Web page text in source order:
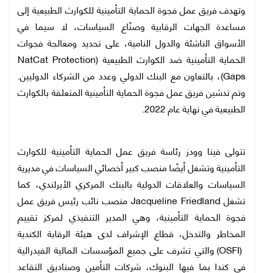
وتهدف فريق عمل فجوة الحماية التأمينية للكوارث الطبيعية إلى
مساعدة الجهات الرقابية وصنّاع السياسات، لا سيما في
الأسواق الناشئة والدول النامية، على تحديد ومعالجة فجوات
الحماية التأمينية ضد الكوارث الطبيعية (NatCat Protection
Gaps)، بالتعاون مع البنك الدولي وعدد من الشركاء الدوليين.
وتم تدشين فريق عمل فجوة الحماية التأمينية المتعلقة بالكوارث
الطبيعية في نهاية عام 2022.
تتولى فينا وودز رئاسة فريق عمل الحماية التأمينية للكوارث
التأمينية وتشغل أيضًا منصب كبير أخصائي السياسات في مديرية
السياسات والعلاقات الدولية بالبنك المركزي الأيرلندي، كما
تشغل Jacqueline Friedland منصب نائب رئيس فريق عمل
فجوة الحماية التأمينية، وهي المدير التنفيذي لمركز تقييم
المخاطر والتدخل، قطاع الإشراف لدى هيئة الرقابة الكندية
(OSFI) والتي تشرف على جميع المؤسسات المالية الفيدرالية
في كندا بما فيها البنوك، شركات التأمين وصناديق التقاعد